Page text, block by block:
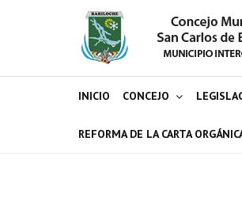
INICIO CONCEJO
REFORMA DE LA CARTA